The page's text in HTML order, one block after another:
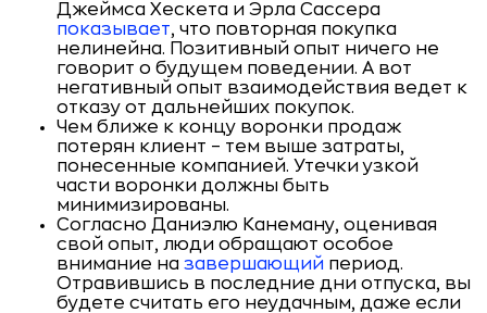
Джеймса Хескета и Эрла Сассера
показывает, что повторная покупка
нелинейна. Позитивный опыт ничего не
говорит о будущем поведении. А вот
негативный опыт взаимодействия ведет к
отказу от дальнейших покупок.
Чем ближе к концу воронки продаж
потерян клиент – тем выше затраты,
понесенные компанией. Утечки узкой
части воронки должны быть
минимизированы.
Согласно Даниэлю Канеману, оценивая
свой опыт, люди обращают особое
внимание на завершающий период.
Отравившись в последние дни отпуска, вы
будете считать его неудачным, даже если